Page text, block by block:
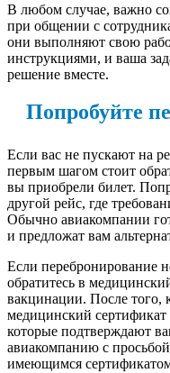
В любом случае, важно
при общении с
они выполняют свою
инструкциями, и ваша
решение вместе.
Попробуйте
Если вас не пускают на
первым шагом стоит
вы приобрели билет.
другой рейс, где
Обычно авиакомпании
и предложат вам
Если перебронирование
обратитесь в
вакцинации. После того,
медицинский
которые подтверждают
авиакомпанию с
имеющимся